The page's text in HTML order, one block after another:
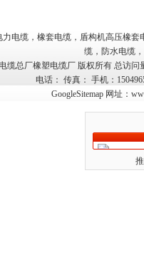
电缆，橡套电缆，盾构机高压橡
缆，防水电缆
缆总厂橡塑电缆厂 版权所有 总访问
电话： 传真： 手机：
GoogleSitemap网址：